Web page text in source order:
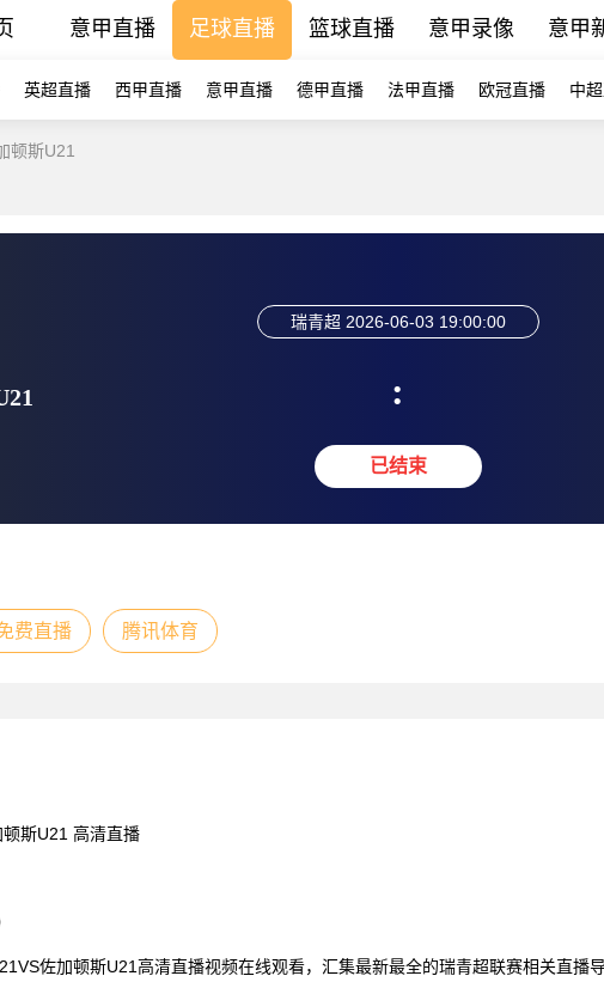
意甲直播 足球直播 篮球直播 意甲录像 意甲
英超直播 西甲直播 意甲直播 德甲直播 法甲直播 欧冠直播 中
顿斯U21
瑞青超 2026-06-03 19:00:00
:
已结束
费直播 腾讯体育
斯U21 高清直播
佐加顿斯U21高清直播视频在线观看，汇集最新最全的瑞青超联赛相关直播